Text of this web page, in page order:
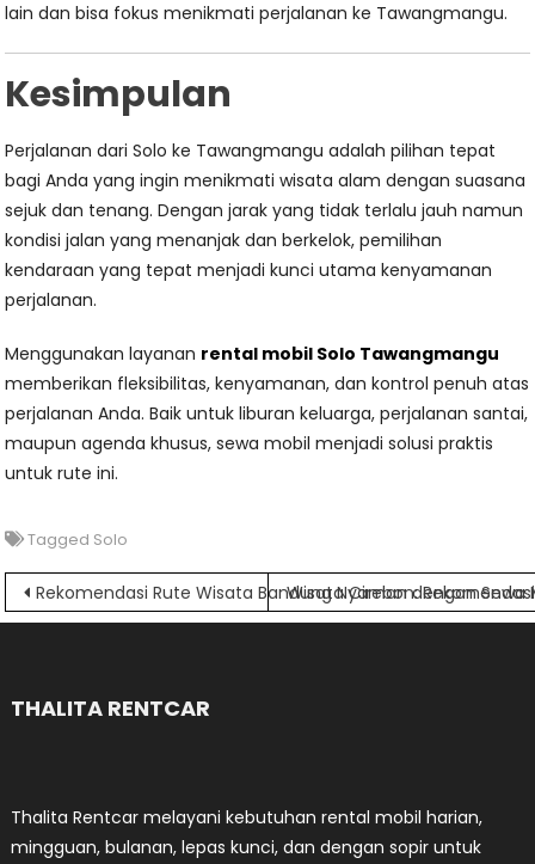
lain dan bisa fokus menikmati perjalanan ke Tawangmangu.
Kesimpulan
Perjalanan dari Solo ke Tawangmangu adalah pilihan tepat
bagi Anda yang ingin menikmati wisata alam dengan suasana
sejuk dan tenang. Dengan jarak yang tidak terlalu jauh namun
kondisi jalan yang menanjak dan berkelok, pemilihan
kendaraan yang tepat menjadi kunci utama kenyamanan
perjalanan.
Menggunakan layanan rental mobil Solo Tawangmangu
memberikan fleksibilitas, kenyamanan, dan kontrol penuh atas
perjalanan Anda. Baik untuk liburan keluarga, perjalanan santai,
maupun agenda khusus, sewa mobil menjadi solusi praktis
untuk rute ini.
Tagged Solo
Navigasi
Rekomendasi Rute Wisata Bandung Nyaman dengan Sewa
Wisata Cirebon:
THALITA RENTCAR
Thalita Rentcar melayani kebutuhan rental mobil harian,
mingguan, bulanan, lepas kunci, dan dengan sopir untuk